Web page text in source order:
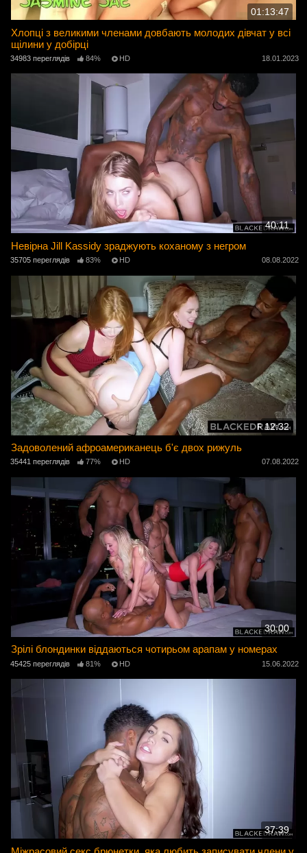
01:13:47
Хлопці з великими членами довбають молодих дівчат у всі
щілини у добірці
34983 переглядів 84% HD 18.01.2023
40:11
Невірна Jill Kassidy зраджують коханому з негром
35705 переглядів 83% HD 08.08.2022
12:32
Задоволений афроамериканець б'є двох рижуль
35441 переглядів 77% HD 07.08.2022
30:00
Зрілі блондинки віддаються чотирьом арапам у номерах
45425 переглядів 81% HD 15.06.2022
37:39